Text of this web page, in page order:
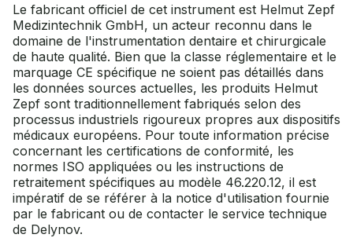
Le fabricant officiel de cet instrument est Helmut Zepf
Medizintechnik GmbH, un acteur reconnu dans le
domaine de l'instrumentation dentaire et chirurgicale
de haute qualité. Bien que la classe réglementaire et le
marquage CE spécifique ne soient pas détaillés dans
les données sources actuelles, les produits Helmut
Zepf sont traditionnellement fabriqués selon des
processus industriels rigoureux propres aux dispositifs
médicaux européens. Pour toute information précise
concernant les certifications de conformité, les
normes ISO appliquées ou les instructions de
retraitement spécifiques au modèle 46.220.12, il est
impératif de se référer à la notice d'utilisation fournie
par le fabricant ou de contacter le service technique
de Delynov.